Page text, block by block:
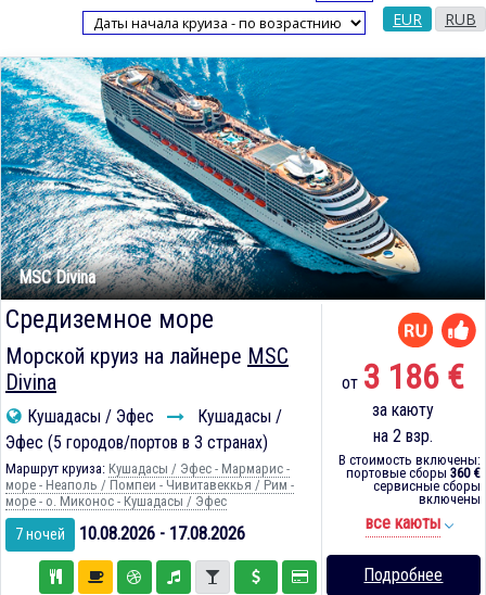
EUR RUB
MSC Divina
Средиземное море
Морской круиз на лайнере MSC
Divina
Кушадасы / Эфес
Кушадасы /
Эфес (5 городов/портов в 3 странах)
Маршрут круиза: Кушадасы / Эфес - Мармарис -
море - Неаполь / Помпеи - Чивитавеккья / Рим -
море - о. Миконос - Кушадасы / Эфес
7 ночей 10.08.2026 - 17.08.2026
от 3 186 €
за каюту
на 2 взр.
В стоимость включены:
портовые сборы 360 €
сервисные сборы
включены
все каюты
Подробнее